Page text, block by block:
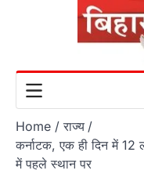
Home
राज्य
कर्नाटक, एक ही दिन में
में पहले स्थान पर